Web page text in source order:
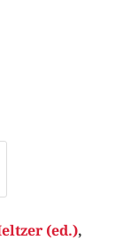
(ed.),